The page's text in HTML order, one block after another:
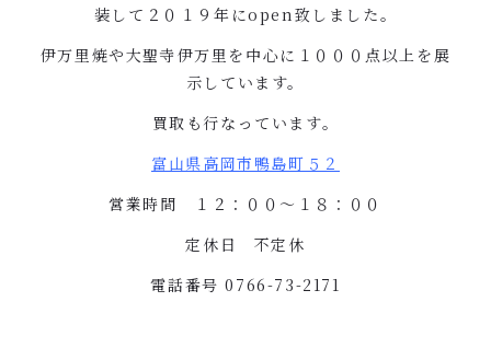
装して２０１９年にopen致しました。
伊万里焼や大聖寺伊万里を中心に１０００点以上を展
示しています。
買取も行なっています。
富山県高岡市鴨島町５２
営業時間 １２：００〜１８：００
定休日 不定休
電話番号 0766-73-2171